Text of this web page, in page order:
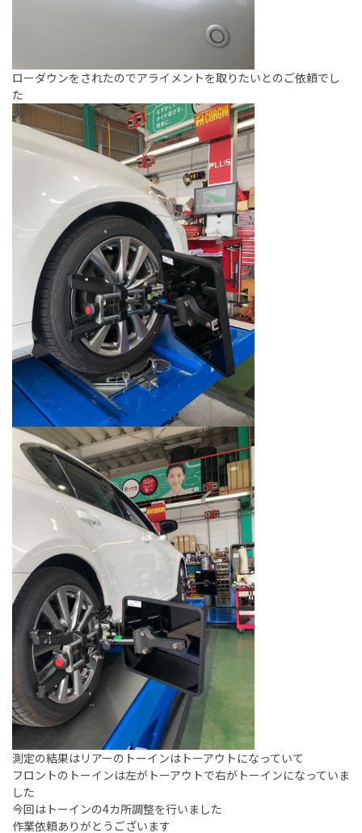
ローダウンをされたのでアライメントを取りたいとのご依頼でし
た
測定の結果はリアーのトーインはトーアウトになっていて
フロントのトーインは左がトーアウトで右がトーインになっていま
した
今回はトーインの4カ所調整を行いました
作業依頼ありがとうございます